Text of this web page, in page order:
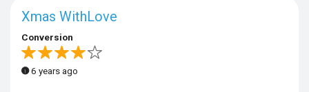
Xmas WithLove
Conversion
6 years ago